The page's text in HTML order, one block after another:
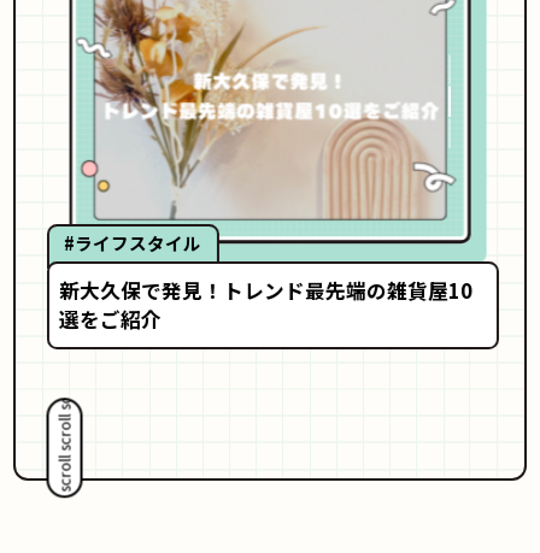
#ライフスタイル
新大久保で発見！トレンド最先端の雑貨屋10
選をご紹介
scroll scroll scroll scroll scroll scroll